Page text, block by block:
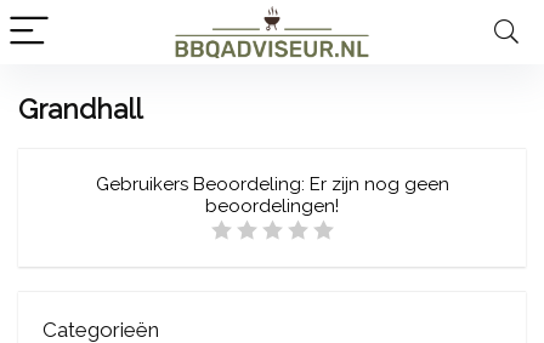
Grandhall
Gebruikers Beoordeling: Er zijn nog geen
beoordelingen!
Categorieën